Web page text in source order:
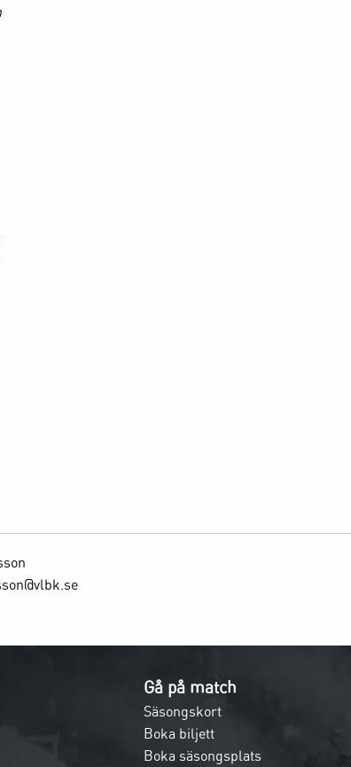
Gå på match
Säsongskort
Boka biljett
Boka säsongsplats